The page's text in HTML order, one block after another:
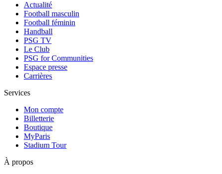
Actualité
Football masculin
Football féminin
Handball
PSG TV
Le Club
PSG for Communities
Espace presse
Carrières
Services
Mon compte
Billetterie
Boutique
MyParis
Stadium Tour
À propos